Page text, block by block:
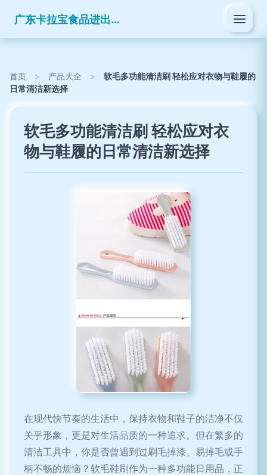
广东卡拉宝食品进出口有限公司
首页 > 产品大全 >
软毛多功能清洁刷 轻松应对衣物与鞋履的
日常清洁新选择
软毛多功能清洁刷 轻松应对衣
物与鞋履的日常清洁新选择
在现代快节奏的生活中，保持衣物和鞋子的洁净不仅
关乎形象，更是对生活品质的一种追求。但在繁多的
清洁工具中，你是否曾遇到过刷毛掉漆、易掉毛或手
柄不畅的烦恼？软毛鞋刷作为一种多功能日用品，正